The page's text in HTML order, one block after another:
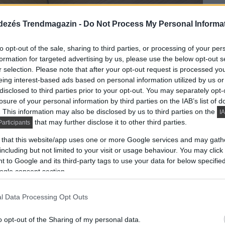
Trendmagazin - Do Not Process My Personal
opt-out of the sale, sharing to third parties, or processing of your
for targeted advertising by us, please use the below opt-out
selection. Please note that after your opt-out request is processed
interest-based ads based on personal information utilized by us
to third parties prior to your opt-out. You may separately
of your personal information by third parties on the IAB’s list of
This information may also be disclosed by us to third parties on the
that may further disclose it to other third parties.
that this website/app uses one or more Google services and may
but not limited to your visit or usage behaviour. You may
to Google and its third-party tags to use your data for below
consent section.
Data Processing Opt Outs
opt-out of the Sharing of my personal data.
de élénk dekorációval berendezett
a fal mellett kis kanapéval, a leülős helyek
körbeépítették szekrényekkel. A bútorban
A beépített hűtő a konyhabútorban rejtőzik, az
elhelyezve a sütő és kávéfőző gépek.
fontos volt tehát a világos, élénk design. Színes,
a konyhabútor mennyezet alatti részébe takart
előnye, hogy vizuálisan növeli a
étkezőasztal a helyiséghez lett kitalálva,